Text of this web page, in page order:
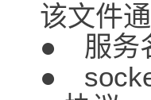
该文件
● 服务
●